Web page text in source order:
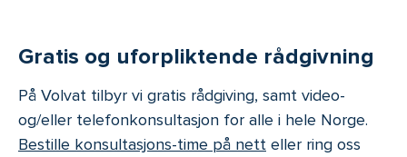
Gratis og uforpliktende rådgivning
På Volvat tilbyr vi gratis rådgiving, samt video-
og/eller telefonkonsultasjon for alle i hele Norge.
Bestille konsultasjons-time på nett eller ring oss